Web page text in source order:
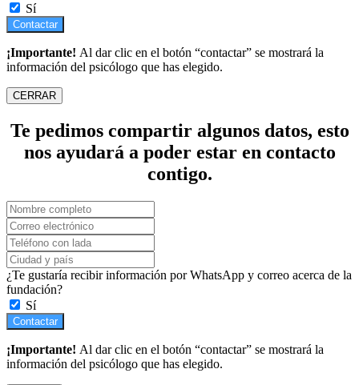
Sí
Contactar
¡Importante! Al dar clic en el botón “contactar” se mostrará la
información del psicólogo que has elegido.
CERRAR
Te pedimos compartir algunos datos, esto
nos ayudará a poder estar en contacto
contigo.
¿Te gustaría recibir información por WhatsApp y correo acerca de la
fundación?
Sí
Contactar
¡Importante! Al dar clic en el botón “contactar” se mostrará la
información del psicólogo que has elegido.